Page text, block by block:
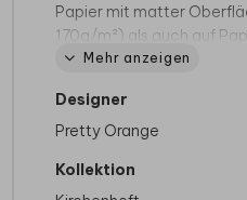
Papier mit matter
170g/m²) als auch auf
glänzendem Papier
einem 4-, 8- oder 12-
Mehr anzeigen
Designer
Pretty Orange
Kollektion